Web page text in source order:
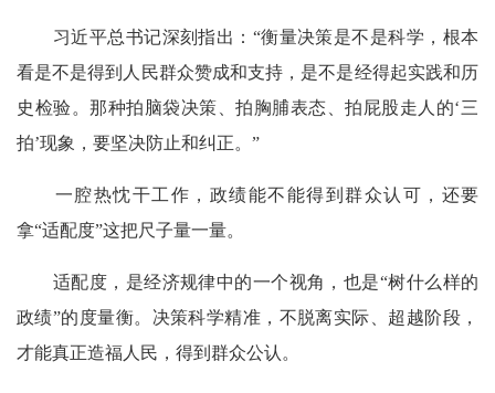
习近平总书记深刻指出：“衡量决策是不是科学，根本
看是不是得到人民群众赞成和支持，是不是经得起实践和历
史检验。那种拍脑袋决策、拍胸脯表态、拍屁股走人的‘三
拍’现象，要坚决防止和纠正。”
一腔热忱干工作，政绩能不能得到群众认可，还要
拿“适配度”这把尺子量一量。
适配度，是经济规律中的一个视角，也是“树什么样的
政绩”的度量衡。决策科学精准，不脱离实际、超越阶段，
才能真正造福人民，得到群众公认。